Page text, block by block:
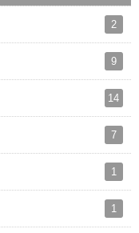
2
9
14
7
1
1